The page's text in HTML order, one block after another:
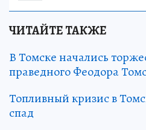
ЧИТАЙТЕ ТАКЖЕ
В Томске начались
праведного Феодора
Топливный кризис в
спад